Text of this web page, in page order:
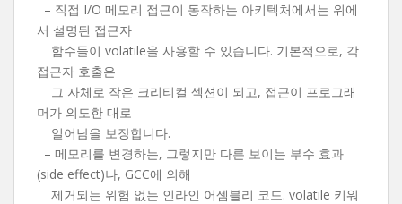
– 직접 I/O 메모리 접근이 동작하는 아키텍처에서는 위에
서 설명된 접근자
함수들이 volatile을 사용할 수 있습니다. 기본적으로, 각
접근자 호출은
그 자체로 작은 크리티컬 섹션이 되고, 접근이 프로그래
머가 의도한 대로
일어남을 보장합니다.
– 메모리를 변경하는, 그렇지만 다른 보이는 부수 효과
(side effect)나, GCC에 의해
제거되는 위험 없는 인라인 어셈블리 코드. volatile 키워